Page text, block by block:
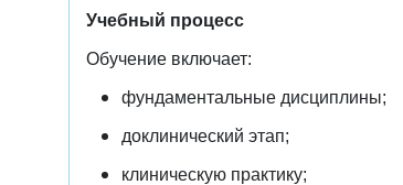
Учебный процесс
Обучение включает:
фундаментальные дисциплины;
доклинический этап;
клиническую практику;